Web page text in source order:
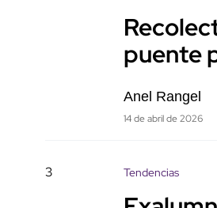
puente
Anel Rangel
14 de abril de 2026
3 Tendencias